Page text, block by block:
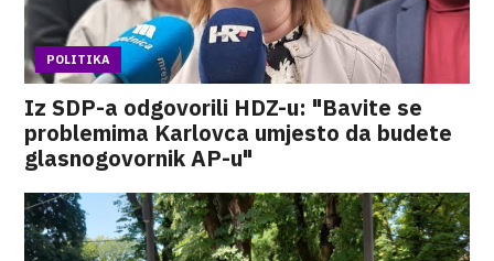
POLITIKA
Iz SDP-a odgovorili HDZ-u: "Bavite se
problemima Karlovca umjesto da budete
glasnogovornik AP-u"